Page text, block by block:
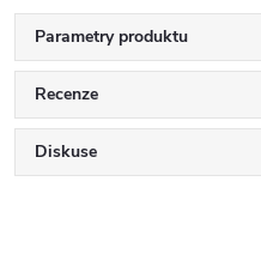
Parametry produktu
Recenze
Diskuse